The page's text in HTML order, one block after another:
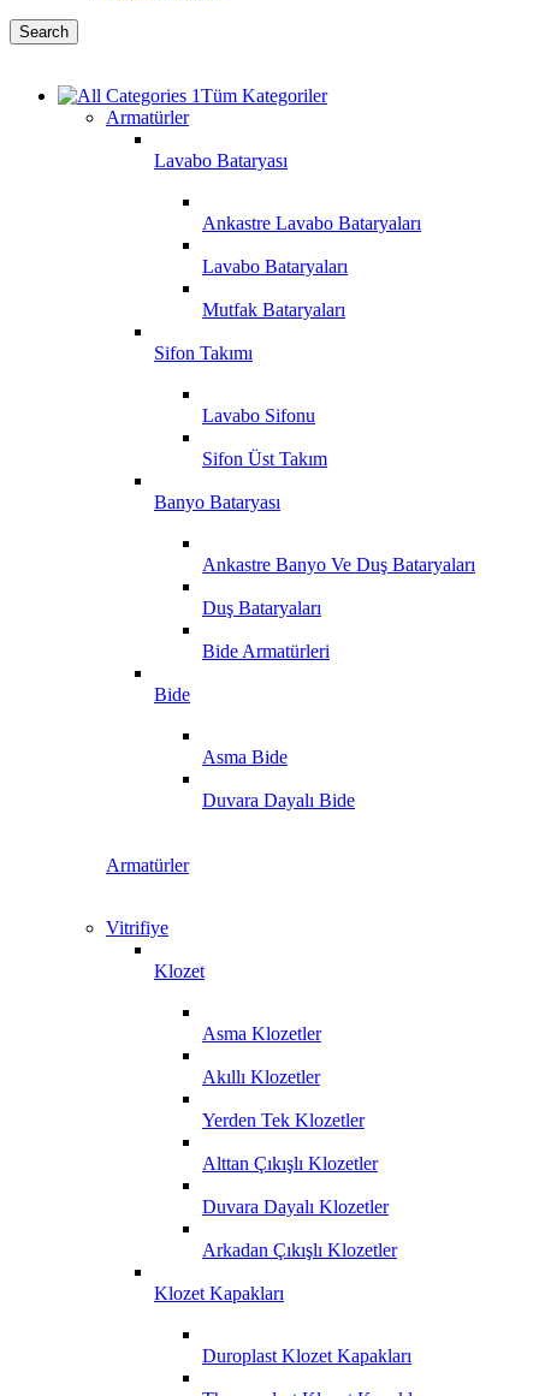
Search
Tüm Kategoriler
Armatürler
Lavabo Bataryası
Ankastre Lavabo Bataryaları
Lavabo Bataryaları
Mutfak Bataryaları
Sifon Takımı
Lavabo Sifonu
Sifon Üst Takım
Banyo Bataryası
Ankastre Banyo Ve Duş Bataryaları
Duş Bataryaları
Bide Armatürleri
Bide
Asma Bide
Duvara Dayalı Bide
Armatürler
Vitrifiye
Klozet
Asma Klozetler
Akıllı Klozetler
Yerden Tek Klozetler
Alttan Çıkışlı Klozetler
Duvara Dayalı Klozetler
Arkadan Çıkışlı Klozetler
Klozet Kapakları
Duroplast Klozet Kapakları